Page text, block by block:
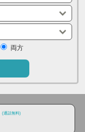
両方
(通話無料)